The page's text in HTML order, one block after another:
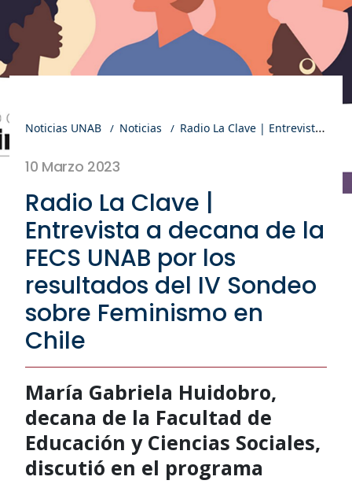
Noticias UNAB Noticias Radio La Clave | Entrevista a decana de la FECS UNAB por los resultados del IV Sondeo sobre Feminismo en Chile
10 Marzo 2023
Radio La Clave |
Entrevista a decana de la
FECS UNAB por los
resultados del IV Sondeo
sobre Feminismo en
Chile
María Gabriela Huidobro,
decana de la Facultad de
Educación y Ciencias Sociales,
discutió en el programa